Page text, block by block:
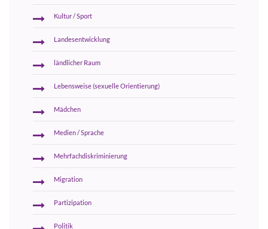
Kultur / Sport
Landesentwicklung
ländlicher Raum
Lebensweise (sexuelle Orientierung)
Mädchen
Medien / Sprache
Mehrfachdiskriminierung
Migration
Partizipation
Politik